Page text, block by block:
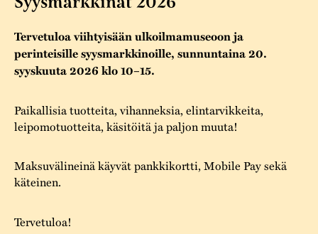
Saavutettavuus
Turvallisuus
Yhteystiedot
Rakennusperintö
Museopedagogiikka
YSTÄVÄT
Markkinat
Vuoden Gunnar
Tervetuloa viihtyisään ulkoilmamuseoon ja
perinteisille syysmarkkinoille, sunnuntaina 20.
syyskuuta 2026 klo 10–15.
Paikallisia tuotteita, vihanneksia, elintarvikkeita,
leipomotuotteita, käsitöitä ja paljon muuta!
Maksuvälineinä käyvät pankkikortti, Mobile Pay sekä
käteinen.
Tervetuloa!